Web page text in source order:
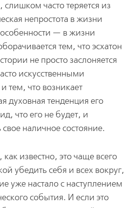
часто теряется из
непростота в жизни
особенности — в жизни
тем, что эсхатон
не просто заслоняется
искусственными
тем, что возникает
духовная тенденция его
что его не будет, и
наличное состояние.
известно, это чаще всего
убедить себя и всех вокруг,
уже настало с наступлением
события. И если это